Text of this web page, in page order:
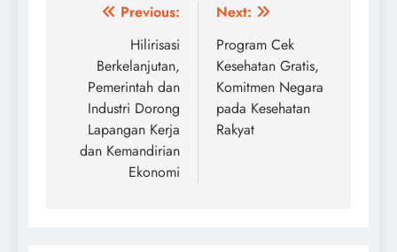
Post
navigation
Previous:
Hilirisasi
Berkelanjutan,
Pemerintah dan
Industri Dorong
Lapangan Kerja
dan Kemandirian
Ekonomi
Next:
Program Cek
Kesehatan Gratis,
Komitmen Negara
pada Kesehatan
Rakyat